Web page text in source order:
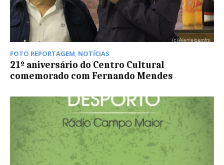
FOTO REPORTAGEM, NOTÍCIAS
21º aniversário do Centro Cultural
comemorado com Fernando Mendes